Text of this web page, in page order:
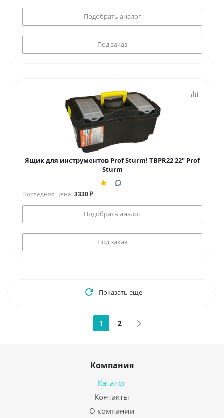
Подобрать аналог
Под заказ
Ящик для инструментов Prof Sturm! TBPR22 22" Prof
Sturm
Последняя цена: 3330 ₽
Подобрать аналог
Под заказ
Показать еще
1 2
Компания
Каталог
Контакты
О компании